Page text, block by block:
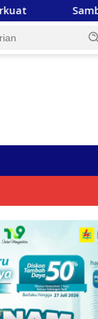
RI ke-81, PLN